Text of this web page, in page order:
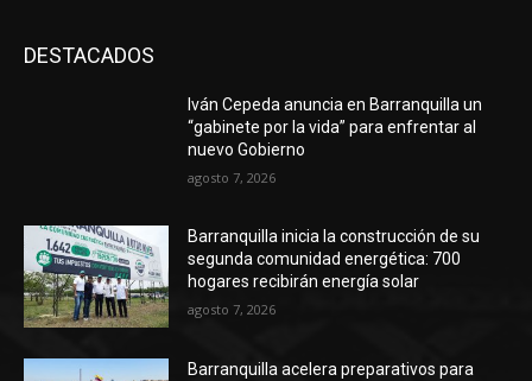
DESTACADOS
Iván Cepeda anuncia en Barranquilla un
“gabinete por la vida” para enfrentar al
nuevo Gobierno
agosto 7, 2026
Barranquilla inicia la construcción de su
segunda comunidad energética: 700
hogares recibirán energía solar
agosto 7, 2026
Barranquilla acelera preparativos para